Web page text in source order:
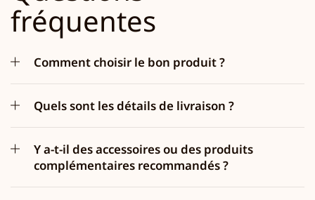
fréquentes
Comment choisir le bon produit ?
Quels sont les détails de livraison ?
Y a-t-il des accessoires ou des produits
complémentaires recommandés ?